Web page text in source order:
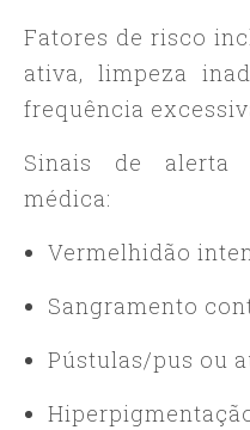
Fatores de risco
ativa, limpeza
frequência
Sinais de alerta
médica:
Vermelhidão
Sangramento
Pústulas/pus ou